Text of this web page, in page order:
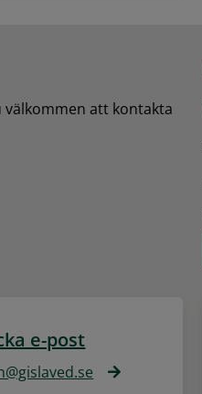
att kontakta
e-post